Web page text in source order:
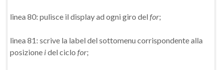
linea 80: pulisce il display ad ogni giro del for;
linea 81: scrive la label del sottomenu corrispondente alla
posizione idel ciclo for;